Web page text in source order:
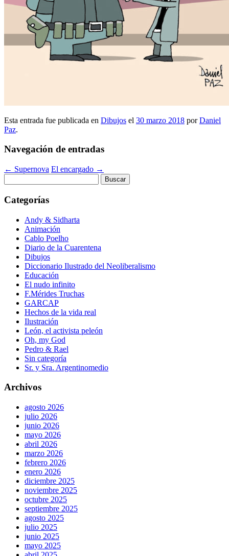
Esta entrada fue publicada en Dibujos el 30 marzo 2018 porDaniel
Paz.
Navegación de entradas
← Supernova El encargado →
Categorías
Andy & Sidharta
Animación
Cablo Poelho
Diario de la Cuarentena
Dibujos
Diccionario Ilustrado del Neoliberalismo
Educación
El nudo infinito
F.Mérides Truchas
GARCAP
Hechos de la vida real
Ilustración
León, el activista peleón
Oh, my God
Pedro & Rael
Sin categoría
Sr. y Sra. Argentinomedio
Archivos
agosto 2026
julio 2026
junio 2026
mayo 2026
abril 2026
marzo 2026
febrero 2026
enero 2026
diciembre 2025
noviembre 2025
octubre 2025
septiembre 2025
agosto 2025
julio 2025
junio 2025
mayo 2025